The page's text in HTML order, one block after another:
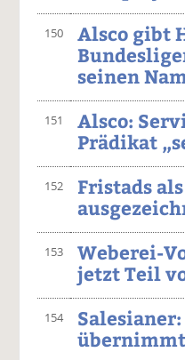
150
Alsco gibt
seinen
151
Alsco:
Prädikat
152
Fristads
153
Weberei-
jetzt Teil
154